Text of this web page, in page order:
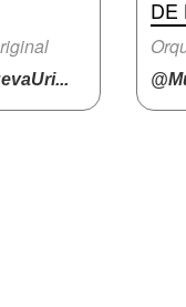
DE